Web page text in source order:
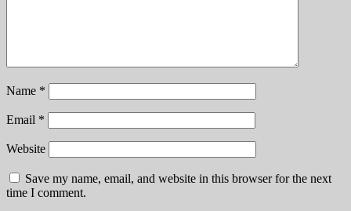
Name *
Email *
Website
Save my name, email, and website in this browser for the next
time I comment.